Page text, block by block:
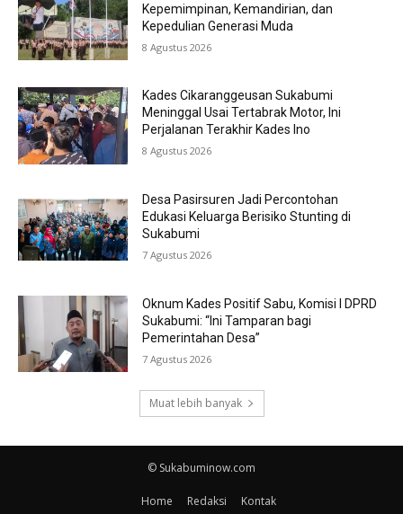
Kepemimpinan, Kemandirian, dan
Kepedulian Generasi Muda
8 Agustus 2026
Kades Cikaranggeusan Sukabumi
Meninggal Usai Tertabrak Motor, Ini
Perjalanan Terakhir Kades Ino
8 Agustus 2026
Desa Pasirsuren Jadi Percontohan
Edukasi Keluarga Berisiko Stunting di
Sukabumi
7 Agustus 2026
Oknum Kades Positif Sabu, Komisi I DPRD
Sukabumi: “Ini Tamparan bagi
Pemerintahan Desa”
7 Agustus 2026
Muat lebih banyak
© Sukabuminow.com
Home Redaksi Kontak